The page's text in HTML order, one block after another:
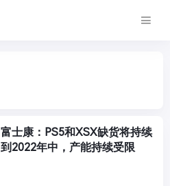
富士康：PS5和XSX缺货将持续
到2022年中，产能持续受限